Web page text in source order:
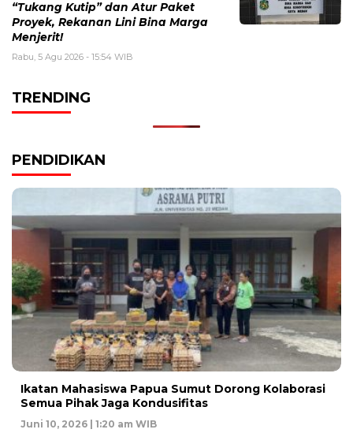
“Tukang Kutip” dan Atur Paket
Proyek, Rekanan Lini Bina Marga
Menjerit!
Rabu, 5 Agu 2026 - 15:54 WIB
TRENDING
PENDIDIKAN
Ikatan Mahasiswa Papua Sumut Dorong Kolaborasi
Semua Pihak Jaga Kondusifitas
Juni 10, 2026 | 1:20 am WIB